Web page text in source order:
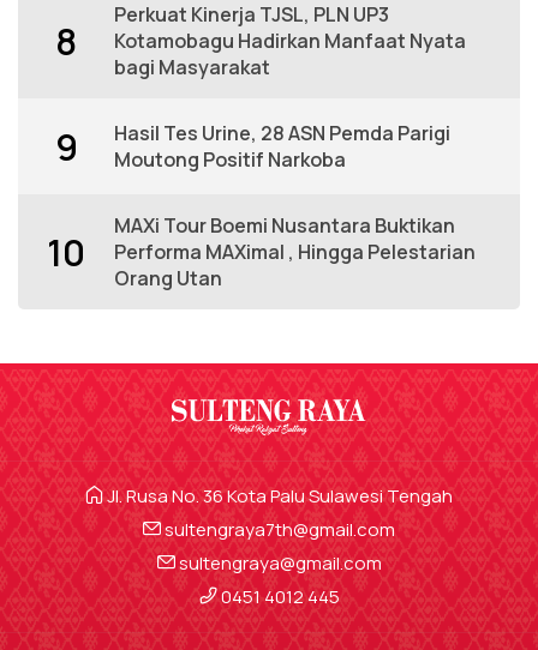
8
Perkuat Kinerja TJSL, PLN UP3
Kotamobagu Hadirkan Manfaat Nyata
bagi Masyarakat
9
Hasil Tes Urine, 28 ASN Pemda Parigi
Moutong Positif Narkoba
10
MAXi Tour Boemi Nusantara Buktikan
Performa MAXimal , Hingga Pelestarian
Orang Utan
Jl. Rusa No. 36 Kota Palu Sulawesi Tengah
sultengraya7th@gmail.com
sultengraya@gmail.com
0451 4012 445